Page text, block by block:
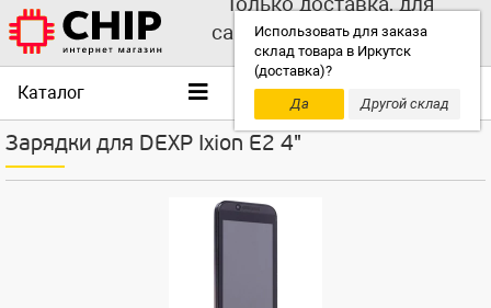
Использовать для заказа
склад товара в Иркутск
(доставка)?
Да
Другой склад
самовывоза выбирайте
другой склад!
Каталог
Зарядки для DEXP Ixion E2 4"